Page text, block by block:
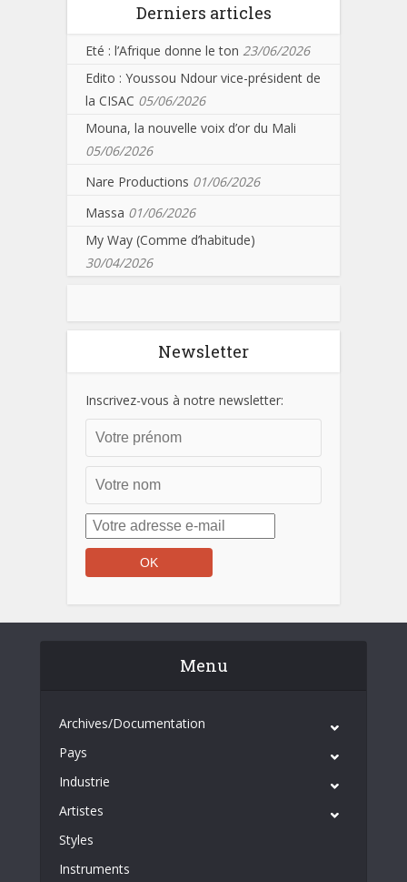
Derniers articles
Eté : l’Afrique donne le ton 23/06/2026
Edito : Youssou Ndour vice-président de
la CISAC 05/06/2026
Mouna, la nouvelle voix d’or du Mali
05/06/2026
Nare Productions 01/06/2026
Massa 01/06/2026
My Way (Comme d’habitude)
30/04/2026
Newsletter
Inscrivez-vous à notre newsletter:
Menu
Archives/Documentation
Pays
Industrie
Artistes
Styles
Instruments